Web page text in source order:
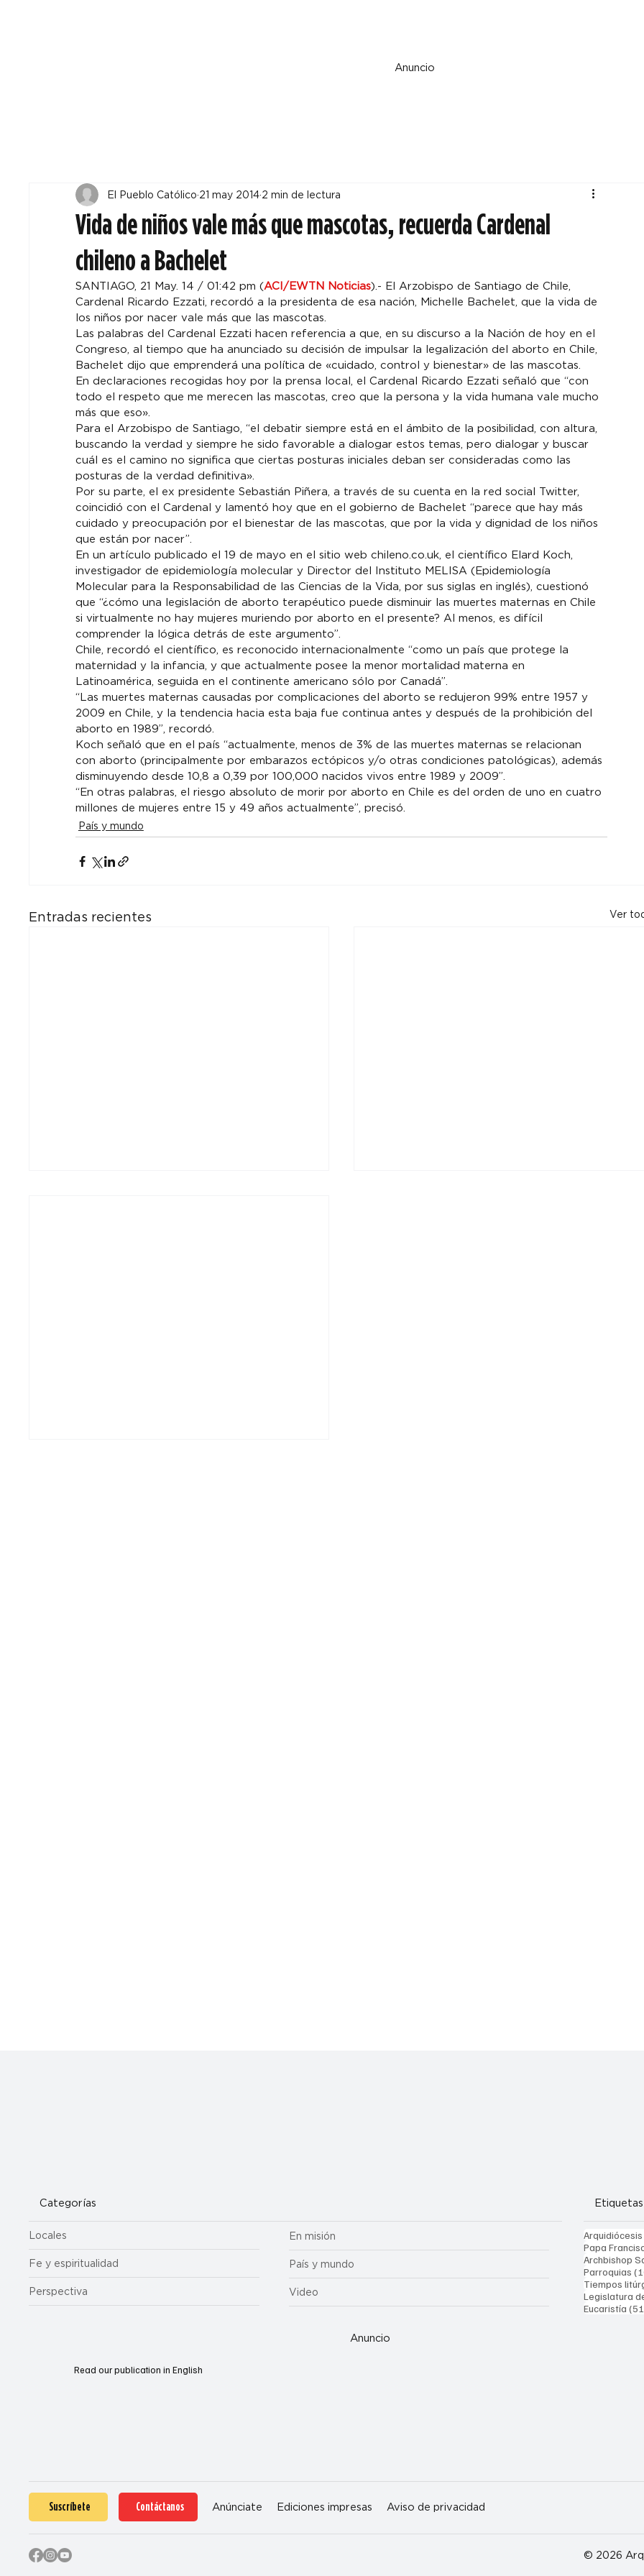
Anuncio
Vida de niños vale más que mascotas, recuerda Cardenal
chileno a Bachelet
El Pueblo Católico 21 may 2014 2 min de lectura
SANTIAGO, 21 May. 14 / 01:42 pm (ACI/EWTN Noticias).- El Arzobispo de Santiago de Chile,
Cardenal Ricardo Ezzati, recordó a la presidenta de esa nación, Michelle Bachelet, que la vida de
los niños por nacer vale más que las mascotas.
Las palabras del Cardenal Ezzati hacen referencia a que, en su discurso a la Nación de hoy en el
Congreso, al tiempo que ha anunciado su decisión de impulsar la legalización del aborto en Chile,
Bachelet dijo que emprenderá una política de «cuidado, control y bienestar» de las mascotas.
En declaraciones recogidas hoy por la prensa local, el Cardenal Ricardo Ezzati señaló que “con
todo el respeto que me merecen las mascotas, creo que la persona y la vida humana vale mucho
más que eso».
Para el Arzobispo de Santiago, “el debatir siempre está en el ámbito de la posibilidad, con altura,
buscando la verdad y siempre he sido favorable a dialogar estos temas, pero dialogar y buscar
cuál es el camino no significa que ciertas posturas iniciales deban ser consideradas como las
posturas de la verdad definitiva».
Por su parte, el ex presidente Sebastián Piñera, a través de su cuenta en la red social Twitter,
coincidió con el Cardenal y lamentó hoy que en el gobierno de Bachelet “parece que hay más
cuidado y preocupación por el bienestar de las mascotas, que por la vida y dignidad de los niños
que están por nacer”.
En un artículo publicado el 19 de mayo en el sitio web chileno.co.uk, el científico Elard Koch,
investigador de epidemiología molecular y Director del Instituto MELISA (Epidemiología
Molecular para la Responsabilidad de las Ciencias de la Vida, por sus siglas en inglés), cuestionó
que “¿cómo una legislación de aborto terapéutico puede disminuir las muertes maternas en Chile
si virtualmente no hay mujeres muriendo por aborto en el presente? Al menos, es difícil
comprender la lógica detrás de este argumento”.
Chile, recordó el científico, es reconocido internacionalmente “como un país que protege la
maternidad y la infancia, y que actualmente posee la menor mortalidad materna en
Latinoamérica, seguida en el continente americano sólo por Canadá”.
“Las muertes maternas causadas por complicaciones del aborto se redujeron 99% entre 1957 y
2009 en Chile, y la tendencia hacia esta baja fue continua antes y después de la prohibición del
aborto en 1989”, recordó.
Koch señaló que en el país “actualmente, menos de 3% de las muertes maternas se relacionan
con aborto (principalmente por embarazos ectópicos y/o otras condiciones patológicas), además
disminuyendo desde 10,8 a 0,39 por 100,000 nacidos vivos entre 1989 y 2009”.
“En otras palabras, el riesgo absoluto de morir por aborto en Chile es del orden de uno en cuatro
millones de mujeres entre 15 y 49 años actualmente”, precisó.
País y mundo
Entradas recientes Ver
Categorías
Locales
Fe y espiritualidad
Perspectiva
En misión
País y mundo
Video
Papa
Archbishop
Parroquias
Tiempos
Legislatura
Eucaristía
Read our publication in English
Anuncio
Suscríbete Contáctanos Anúnciate Ediciones impresas Aviso de privacidad
© 2026